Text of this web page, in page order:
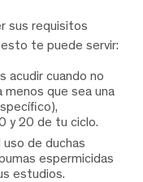
sus requisitos
te puede servir:
acudir cuando no
que sea una
y 20 de tu ciclo.
de duchas
espermicidas
estudios.